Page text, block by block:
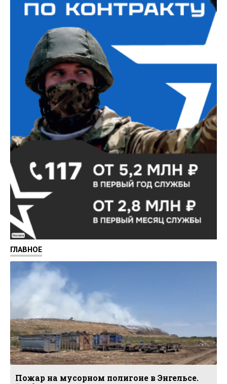
Реклама
ГЛАВНОЕ
Пожар на мусорном полигоне в Энгельсе.